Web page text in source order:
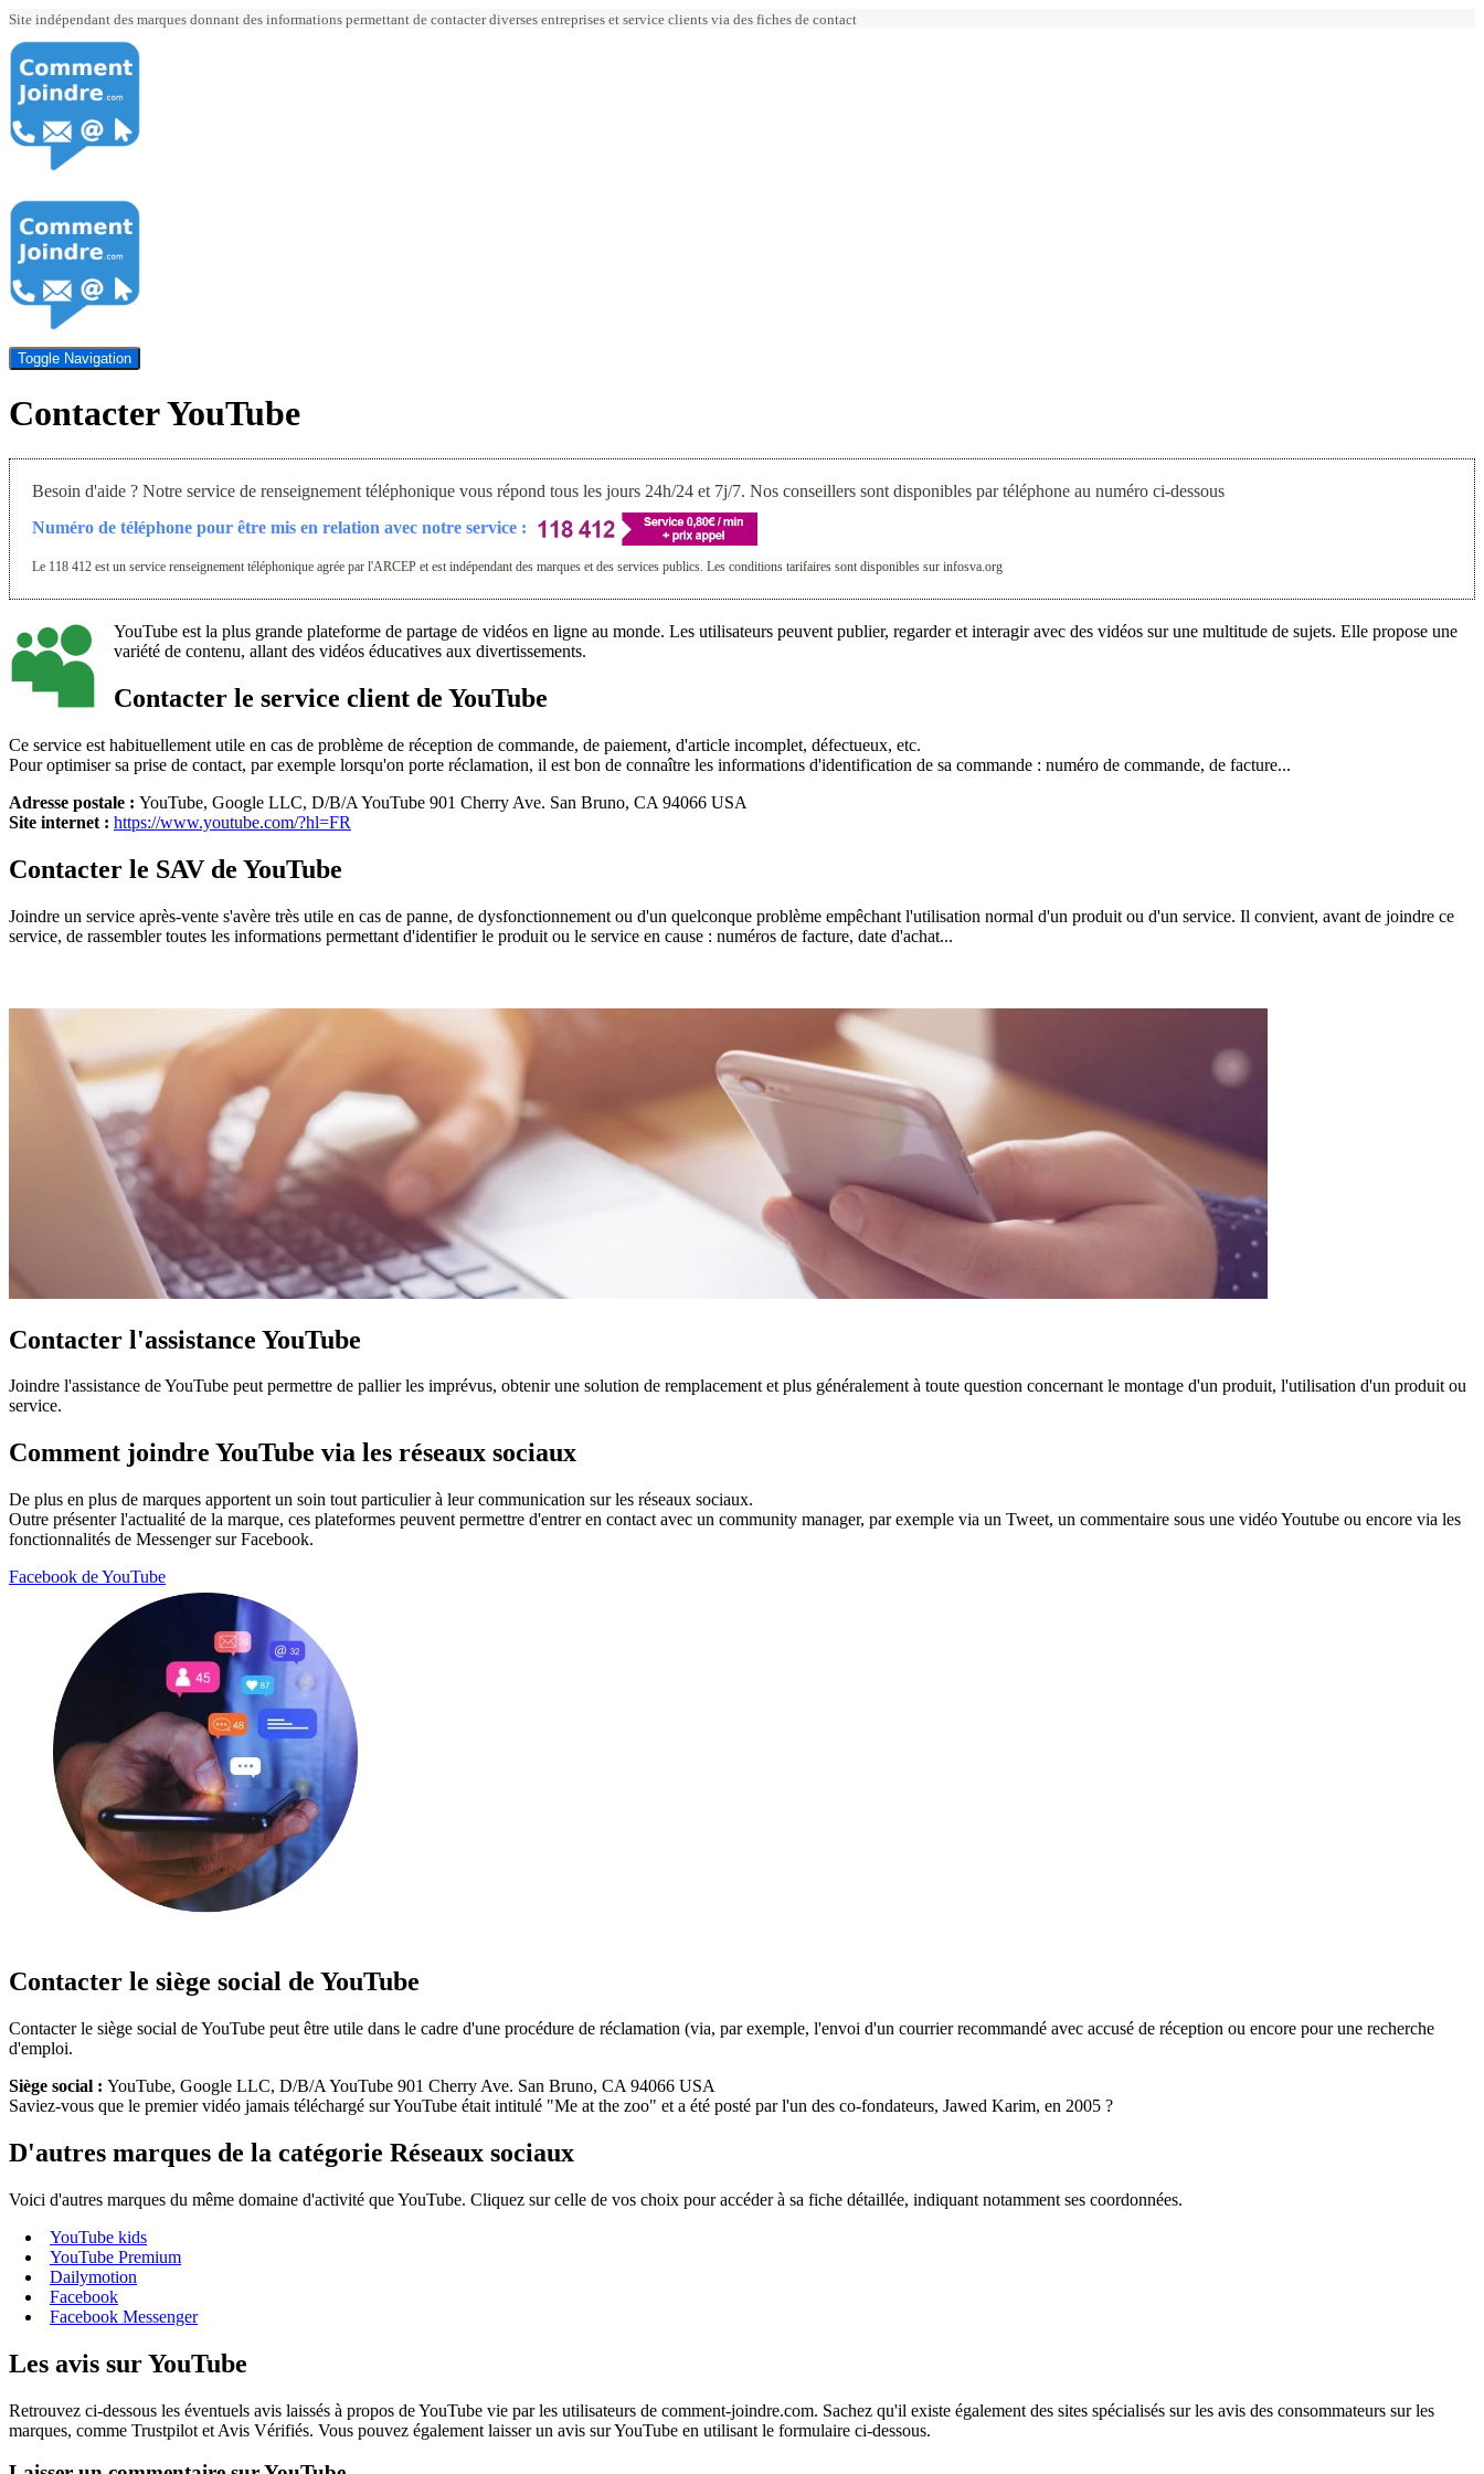
Site indépendant des marques donnant des informations permettant de contacter diverses entreprises et service clients via des fiches de contact
Toggle Navigation
Contacter YouTube
Besoin d'aide ? Notre service de renseignement téléphonique vous répond tous les jours 24h/24 et 7j/7. Nos conseillers sont disponibles par téléphone au numéro ci-dessous
Numéro de téléphone pour être mis en relation avec notre service :
Le 118 412 est un service renseignement téléphonique agrée par l'ARCEP et est indépendant des marques et des services publics. Les conditions tarifaires sont disponibles sur infosva.org
YouTube est la plus grande plateforme de partage de vidéos en ligne au monde. Les utilisateurs peuvent publier, regarder et interagir avec des vidéos sur une multitude de sujets. Elle propose une
variété de contenu, allant des vidéos éducatives aux divertissements.
Contacter le service client de YouTube
Ce service est habituellement utile en cas de problème de réception de commande, de paiement, d'article incomplet, défectueux, etc.
Pour optimiser sa prise de contact, par exemple lorsqu'on porte réclamation, il est bon de connaître les informations d'identification de sa commande : numéro de commande, de facture...
Adresse postale : YouTube, Google LLC, D/B/A YouTube 901 Cherry Ave. San Bruno, CA 94066 USA
Site internet : https://www.youtube.com/?hl=FR
Contacter le SAV de YouTube
Joindre un service après-vente s'avère très utile en cas de panne, de dysfonctionnement ou d'un quelconque problème empêchant l'utilisation normal d'un produit ou d'un service. Il convient, avant de joindre ce
service, de rassembler toutes les informations permettant d'identifier le produit ou le service en cause : numéros de facture, date d'achat...
Contacter l'assistance YouTube
Joindre l'assistance de YouTube peut permettre de pallier les imprévus, obtenir une solution de remplacement et plus généralement à toute question concernant le montage d'un produit, l'utilisation d'un produit ou
service.
Comment joindre YouTube via les réseaux sociaux
De plus en plus de marques apportent un soin tout particulier à leur communication sur les réseaux sociaux.
Outre présenter l'actualité de la marque, ces plateformes peuvent permettre d'entrer en contact avec un community manager, par exemple via un Tweet, un commentaire sous une vidéo Youtube ou encore via les
fonctionnalités de Messenger sur Facebook.
Facebook de YouTube
Contacter le siège social de YouTube
Contacter le siège social de YouTube peut être utile dans le cadre d'une procédure de réclamation (via, par exemple, l'envoi d'un courrier recommandé avec accusé de réception ou encore pour une recherche
d'emploi.
Siège social : YouTube, Google LLC, D/B/A YouTube 901 Cherry Ave. San Bruno, CA 94066 USA
Saviez-vous que le premier vidéo jamais téléchargé sur YouTube était intitulé "Me at the zoo" et a été posté par l'un des co-fondateurs, Jawed Karim, en 2005 ?
D'autres marques de la catégorie Réseaux sociaux
Voici d'autres marques du même domaine d'activité que YouTube. Cliquez sur celle de vos choix pour accéder à sa fiche détaillée, indiquant notamment ses coordonnées.
YouTube kids
YouTube Premium
Dailymotion
Facebook
Facebook Messenger
Les avis sur YouTube
Retrouvez ci-dessous les éventuels avis laissés à propos de YouTube vie par les utilisateurs de comment-joindre.com. Sachez qu'il existe également des sites spécialisés sur les avis des consommateurs sur les
marques, comme Trustpilot et Avis Vérifiés. Vous pouvez également laisser un avis sur YouTube en utilisant le formulaire ci-dessous.